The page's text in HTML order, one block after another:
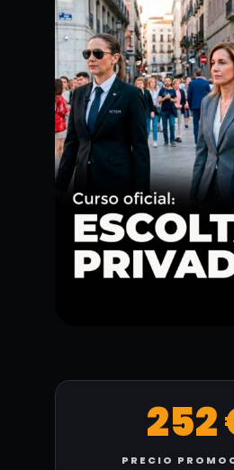
252
PRECIO